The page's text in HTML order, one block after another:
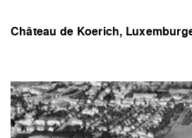
Château de Koerich,